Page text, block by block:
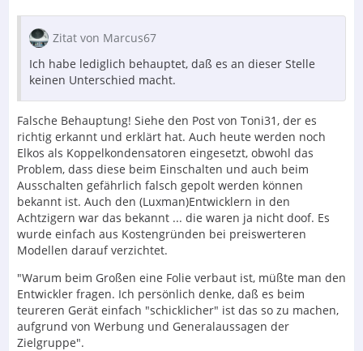
Zitat von Marcus67
Ich habe lediglich behauptet, daß es an dieser Stelle
keinen Unterschied macht.
Falsche Behauptung! Siehe den Post von Toni31, der es
richtig erkannt und erklärt hat. Auch heute werden noch
Elkos als Koppelkondensatoren eingesetzt, obwohl das
Problem, dass diese beim Einschalten und auch beim
Ausschalten gefährlich falsch gepolt werden können
bekannt ist. Auch den (Luxman)Entwicklern in den
Achtzigern war das bekannt ... die waren ja nicht doof. Es
wurde einfach aus Kostengründen bei preiswerteren
Modellen darauf verzichtet.
"Warum beim Großen eine Folie verbaut ist, müßte man den
Entwickler fragen. Ich persönlich denke, daß es beim
teureren Gerät einfach "schicklicher" ist das so zu machen,
aufgrund von Werbung und Generalaussagen der
Zielgruppe".